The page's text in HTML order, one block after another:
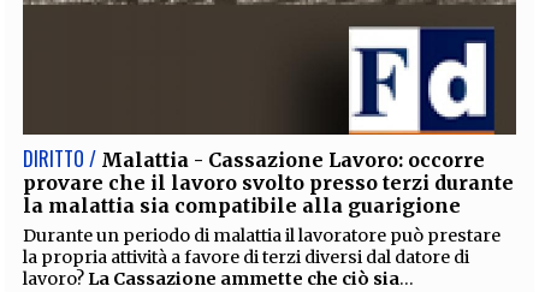
DIRITTO / Malattia - Cassazione Lavoro: occorre
provare che il lavoro svolto presso terzi durante
la malattia sia compatibile alla guarigione
Durante un periodo di malattia il lavoratore può prestare
la propria attività a favore di terzi diversi dal datore di
lavoro? La Cassazione ammette che ciò sia...